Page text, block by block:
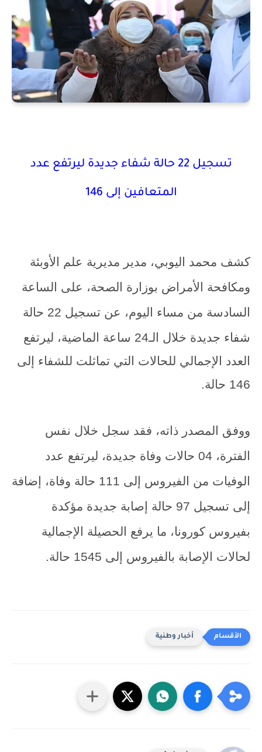
تسجيل 22 حالة شفاء جديدة ليرتفع عدد
المتعافين إلى 146
كشف محمد اليوبي، مدير مديرية علم الأوبئة
ومكافحة الأمراض بوزارة الصحة، على الساعة
السادسة من مساء اليوم، عن تسجيل 22 حالة
شفاء جديدة خلال الـ24 ساعة الماضية،
ليرتفع
العدد الإجمالي للحالات التي تماثلت للشفاء إلى
146 حالة.
ووفق المصدر ذاته، فقد سجل خلال نفس
الفترة، 04 حالات وفاة جديدة، ليرتفع عدد
الوفيات من الفيروس إلى 111 حالة وفاة، إضافة
إلى تسجيل 97 حالة إصابة جديدة مؤكدة
بفيروس كورونا، ما يرفع الحصيلة الإجمالية
لحالات الإصابة بالفيروس إلى 1545 حالة.
أخبار وطنية